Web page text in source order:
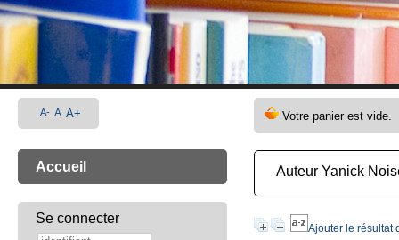
Auteur Yanick
Ajouter le résultat
A- A A+
Accueil
Se connecter